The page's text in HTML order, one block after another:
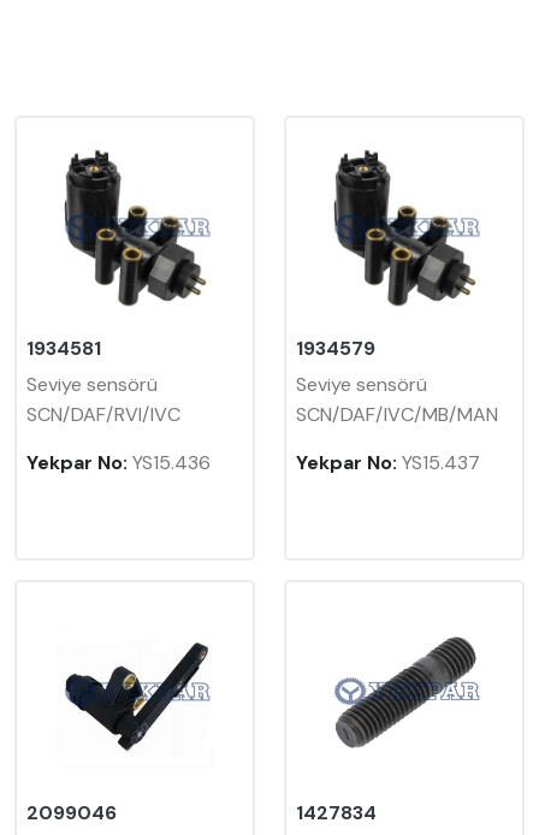
1934581
Seviye sensörü
SCN/DAF/RVI/IVC
Yekpar No: YS15.436
1934579
Seviye sensörü
SCN/DAF/IVC/MB/MAN
Yekpar No: YS15.437
2099046
1427834